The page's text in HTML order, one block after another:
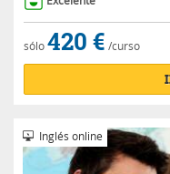
sólo420 € /curso
Inglés online